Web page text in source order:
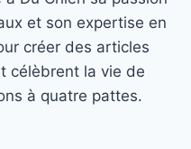
et son expertise en
créer des articles
célèbrent la vie de
à quatre pattes.